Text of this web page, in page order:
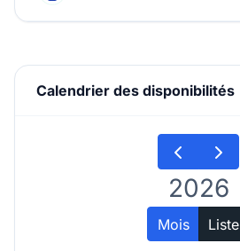
Calendrier des disponibilités
2026
Mois Liste